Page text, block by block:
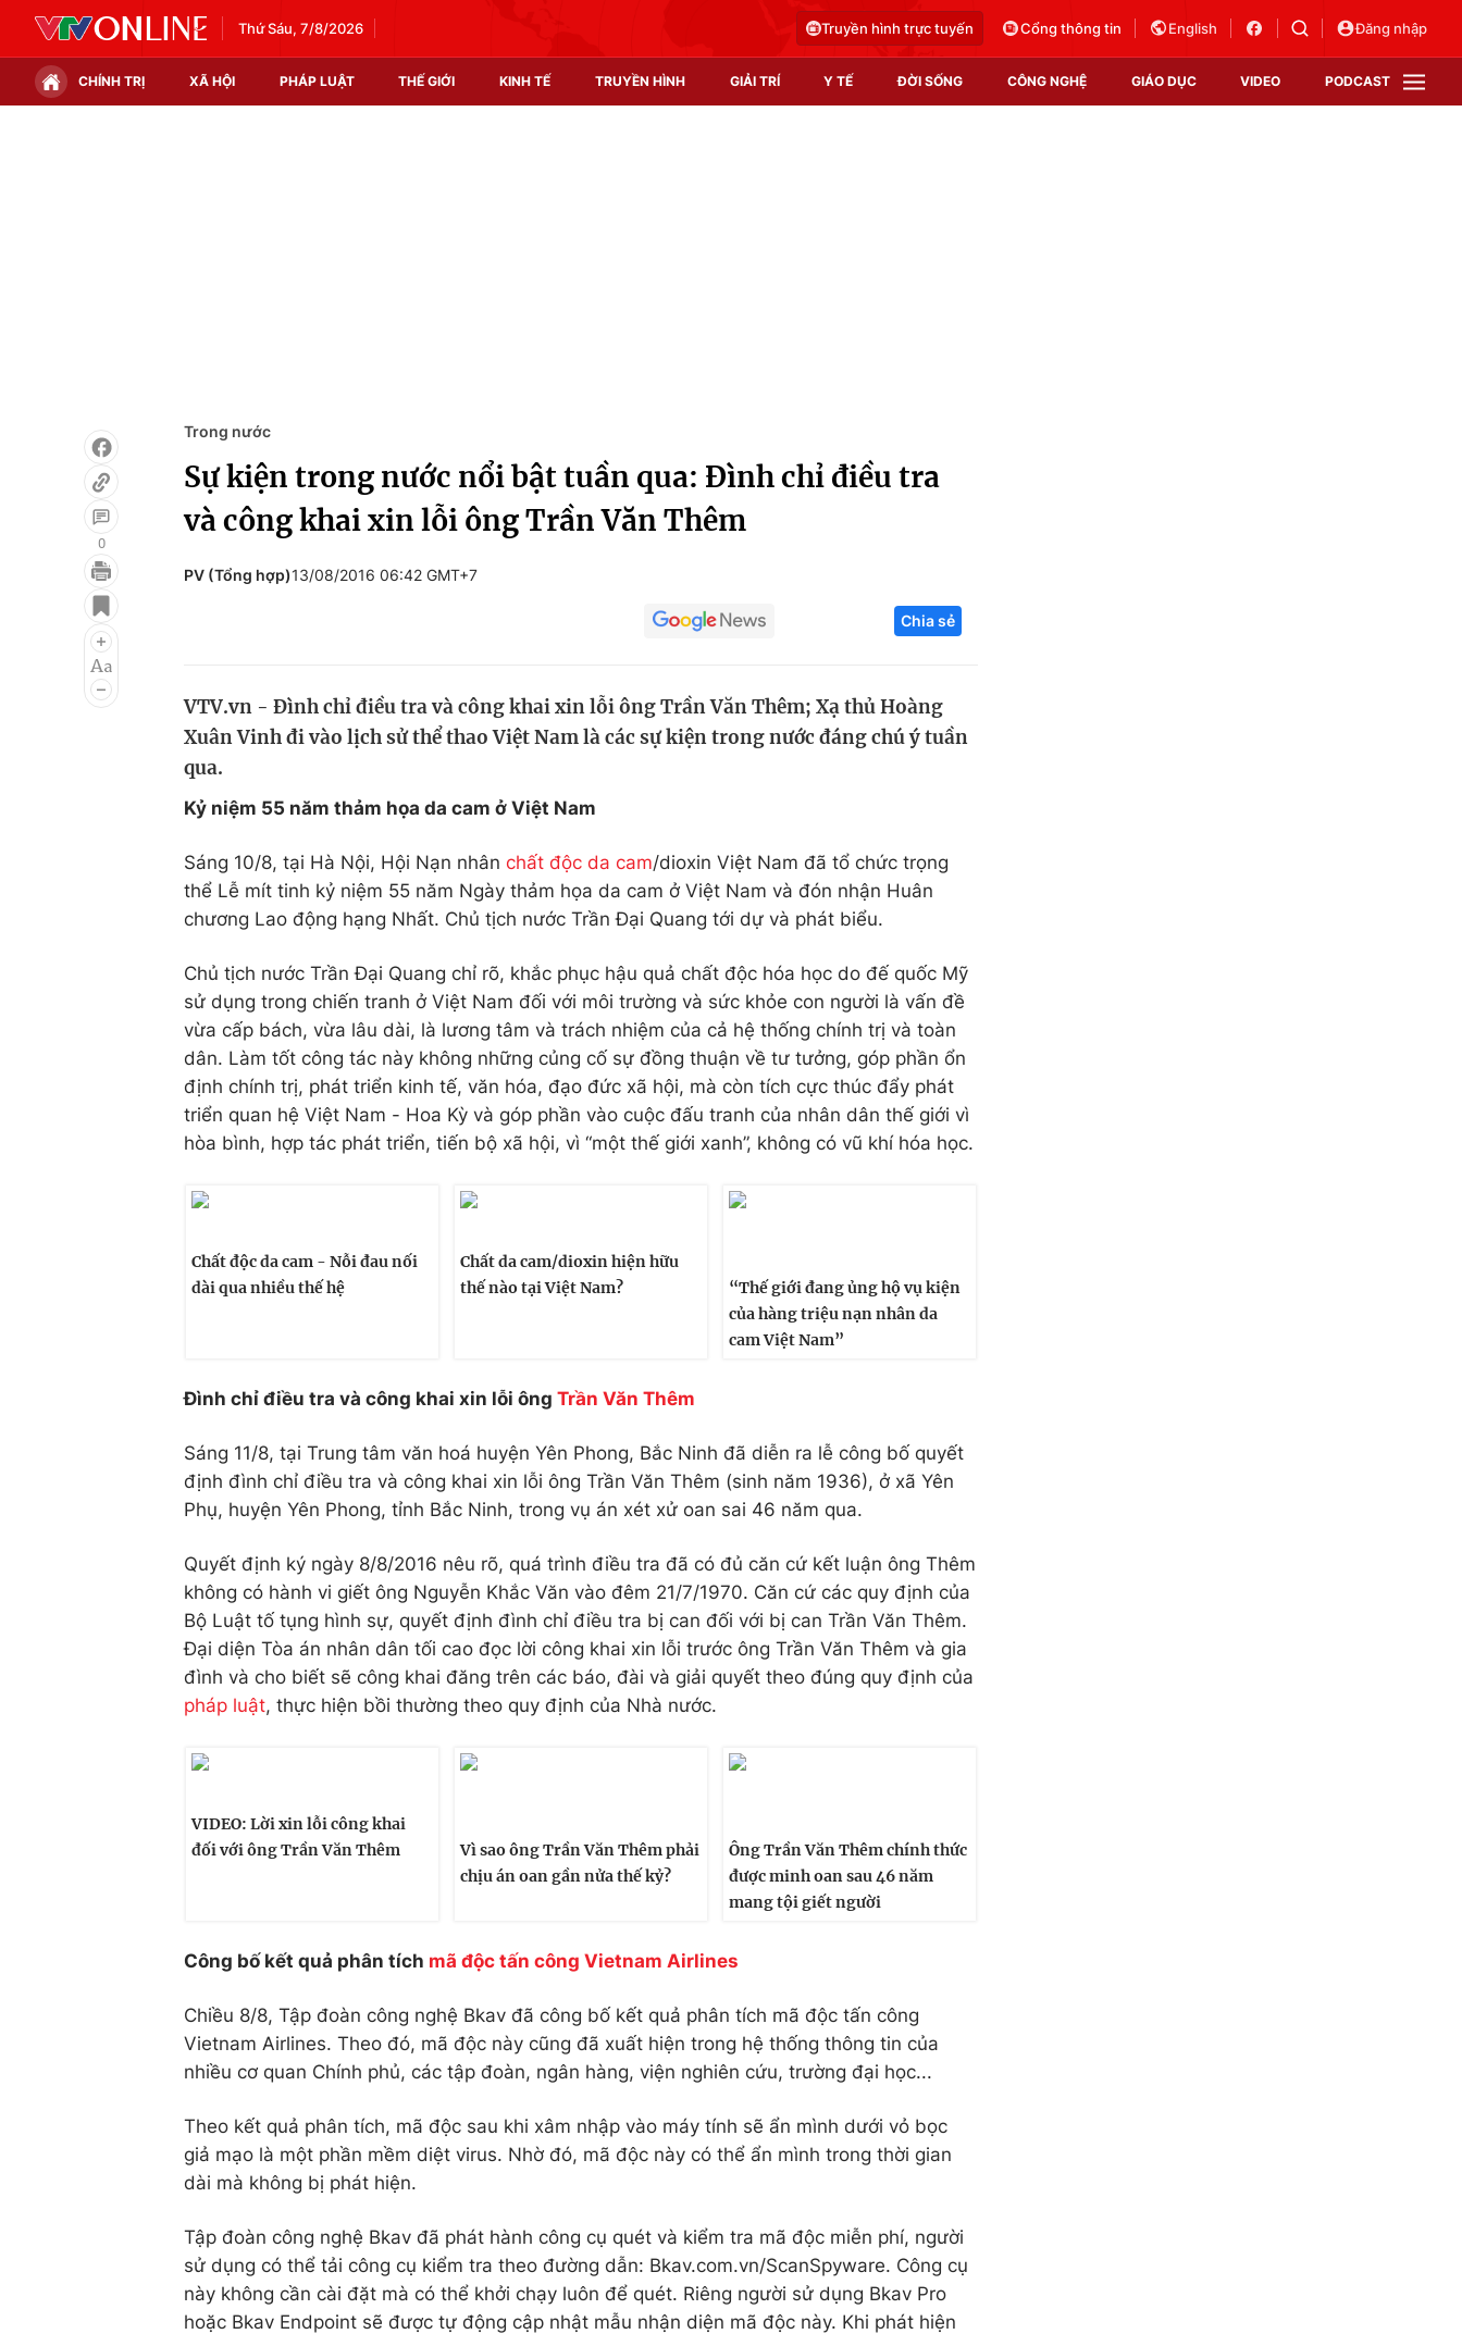
Thứ Sáu, 7/8/2026 Truyền hình trực tuyến Cổng thông tin English Đăng nhập
CHÍNH TRỊ XÃ HỘI PHÁP LUẬT THẾ GIỚI KINH TẾ TRUYỀN HÌNH GIẢI TRÍ Y TẾ ĐỜI SỐNG CÔNG NGHỆ GIÁO DỤC VIDEO PODCAST
Infographic
Điện ảnh
Âm nhạc
Chất lượng cuộc sống
Tuyển sinh
Hitech Công nghệ tương lai
Thị trường
0
Trong nước
Sự kiện trong nước nổi bật tuần qua: Đình chỉ điều tra
và công khai xin lỗi ông Trần Văn Thêm
PV (Tổng hợp)13/08/2016 06:42 GMT+7
Chia sẻ
VTV.vn - Đình chỉ điều tra và công khai xin lỗi ông Trần Văn Thêm; Xạ thủ Hoàng
Xuân Vinh đi vào lịch sử thể thao Việt Nam là các sự kiện trong nước đáng chú ý tuần
qua.
Kỷ niệm 55 năm thảm họa da cam ở Việt Nam
Sáng 10/8, tại Hà Nội, Hội Nạn nhân chất độc da cam/dioxin Việt Nam đã tổ chức trọng
thể Lễ mít tinh kỷ niệm 55 năm Ngày thảm họa da cam ở Việt Nam và đón nhận Huân
chương Lao động hạng Nhất. Chủ tịch nước Trần Đại Quang tới dự và phát biểu.
Chủ tịch nước Trần Đại Quang chỉ rõ, khắc phục hậu quả chất độc hóa học do đế quốc Mỹ
sử dụng trong chiến tranh ở Việt Nam đối với môi trường và sức khỏe con người là vấn đề
vừa cấp bách, vừa lâu dài, là lương tâm và trách nhiệm của cả hệ thống chính trị và toàn
dân. Làm tốt công tác này không những củng cố sự đồng thuận về tư tưởng, góp phần ổn
định chính trị, phát triển kinh tế, văn hóa, đạo đức xã hội, mà còn tích cực thúc đẩy phát
triển quan hệ Việt Nam - Hoa Kỳ và góp phần vào cuộc đấu tranh của nhân dân thế giới vì
hòa bình, hợp tác phát triển, tiến bộ xã hội, vì “một thế giới xanh”, không có vũ khí hóa học.
Chất độc da cam - Nỗi đau nối
dài qua nhiều thế hệ
Chất da cam/dioxin hiện hữu
thế nào tại Việt Nam?
“Thế giới đang ủng hộ vụ kiện
của hàng triệu nạn nhân da
cam Việt Nam”
Đình chỉ điều tra và công khai xin lỗi ông Trần Văn Thêm
Sáng 11/8, tại Trung tâm văn hoá huyện Yên Phong, Bắc Ninh đã diễn ra lễ công bố quyết
định đình chỉ điều tra và công khai xin lỗi ông Trần Văn Thêm (sinh năm 1936), ở xã Yên
Phụ, huyện Yên Phong, tỉnh Bắc Ninh, trong vụ án xét xử oan sai 46 năm qua.
Quyết định ký ngày 8/8/2016 nêu rõ, quá trình điều tra đã có đủ căn cứ kết luận ông Thêm
không có hành vi giết ông Nguyễn Khắc Văn vào đêm 21/7/1970. Căn cứ các quy định của
Bộ Luật tố tụng hình sự, quyết định đình chỉ điều tra bị can đối với bị can Trần Văn Thêm.
Đại diện Tòa án nhân dân tối cao đọc lời công khai xin lỗi trước ông Trần Văn Thêm và gia
đình và cho biết sẽ công khai đăng trên các báo, đài và giải quyết theo đúng quy định của
pháp luật, thực hiện bồi thường theo quy định của Nhà nước.
VIDEO: Lời xin lỗi công khai
đối với ông Trần Văn Thêm
Vì sao ông Trần Văn Thêm phải
chịu án oan gần nửa thế kỷ?
Ông Trần Văn Thêm chính thức
được minh oan sau 46 năm
mang tội giết người
Công bố kết quả phân tích mã độc tấn công Vietnam Airlines
Chiều 8/8, Tập đoàn công nghệ Bkav đã công bố kết quả phân tích mã độc tấn công
Vietnam Airlines. Theo đó, mã độc này cũng đã xuất hiện trong hệ thống thông tin của
nhiều cơ quan Chính phủ, các tập đoàn, ngân hàng, viện nghiên cứu, trường đại học...
Theo kết quả phân tích, mã độc sau khi xâm nhập vào máy tính sẽ ẩn mình dưới vỏ bọc
giả mạo là một phần mềm diệt virus. Nhờ đó, mã độc này có thể ẩn mình trong thời gian
dài mà không bị phát hiện.
Tập đoàn công nghệ Bkav đã phát hành công cụ quét và kiểm tra mã độc miễn phí, người
sử dụng có thể tải công cụ kiểm tra theo đường dẫn: Bkav.com.vn/ScanSpyware. Công cụ
này không cần cài đặt mà có thể khởi chạy luôn để quét. Riêng người sử dụng Bkav Pro
hoặc Bkav Endpoint sẽ được tự động cập nhật mẫu nhận diện mã độc này. Khi phát hiện